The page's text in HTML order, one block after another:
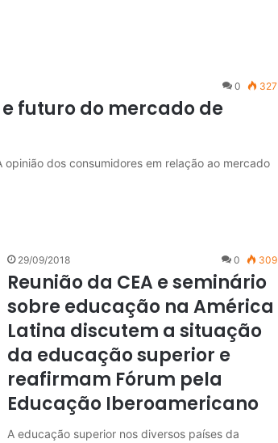
0 327
futuro do mercado de
dos consumidores em relação ao mercado
29/09/2018 0 309
Reunião da CEA e seminário
sobre educação na América
Latina discutem a situação
da educação superior e
reafirmam Fórum pela
Educação Iberoamericano
A educação superior nos diversos países da